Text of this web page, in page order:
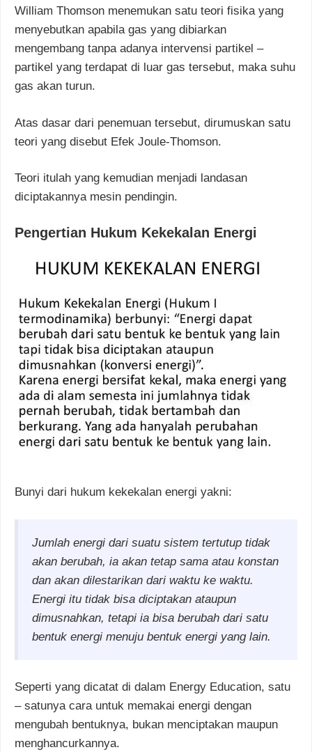
William Thomson menemukan satu teori fisika yang
menyebutkan apabila gas yang dibiarkan
mengembang tanpa adanya intervensi partikel –
partikel yang terdapat di luar gas tersebut, maka suhu
gas akan turun.
Atas dasar dari penemuan tersebut, dirumuskan satu
teori yang disebut Efek Joule-Thomson.
Teori itulah yang kemudian menjadi landasan
diciptakannya mesin pendingin.
Pengertian Hukum Kekekalan Energi
Bunyi dari hukum kekekalan energi yakni:
Jumlah energi dari suatu sistem tertutup tidak
akan berubah, ia akan tetap sama atau konstan
dan akan dilestarikan dari waktu ke waktu.
Energi itu tidak bisa diciptakan ataupun
dimusnahkan, tetapi ia bisa berubah dari satu
bentuk energi menuju bentuk energi yang lain.
Seperti yang dicatat di dalam Energy Education, satu
– satunya cara untuk memakai energi dengan
mengubah bentuknya, bukan menciptakan maupun
menghancurkannya.